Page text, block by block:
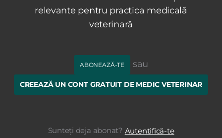
relevante pentru practica medicală
veterinară
ABONEAZĂ-TE sau
CREEAZĂ UN CONT GRATUIT DE MEDIC VETERINAR
Sunteți deja abonat? Autentifică-te